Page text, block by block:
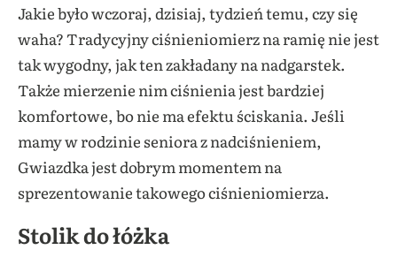
Jakie było wczoraj, dzisiaj, tydzień temu, czy się
waha? Tradycyjny ciśnieniomierz na ramię nie jest
tak wygodny, jak ten zakładany na nadgarstek.
Także mierzenie nim ciśnienia jest bardziej
komfortowe, bo nie ma efektu ściskania. Jeśli
mamy w rodzinie seniora z nadciśnieniem,
Gwiazdka jest dobrym momentem na
sprezentowanie takowego ciśnieniomierza.
Stolik do łóżka